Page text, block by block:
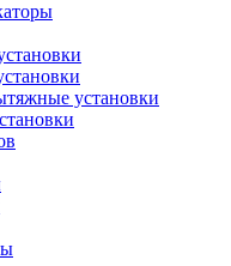
установки